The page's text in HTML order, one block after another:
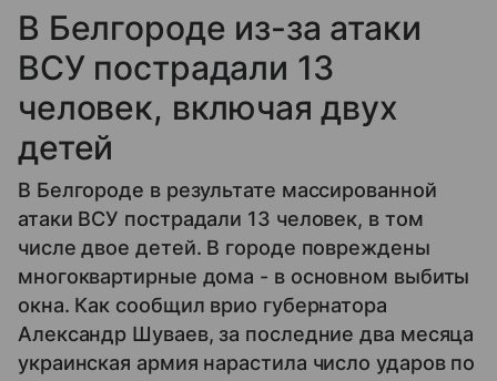
В Белгороде из-за атаки
ВСУ пострадали 13
человек, включая двух
детей
В Белгороде в результате массированной
атаки ВСУ пострадали 13 человек, в том
числе двое детей. В городе повреждены
многоквартирные дома - в основном выбиты
окна. Как сообщил врио губернатора
Александр Шуваев, за последние два месяца
украинская армия нарастила число ударов по